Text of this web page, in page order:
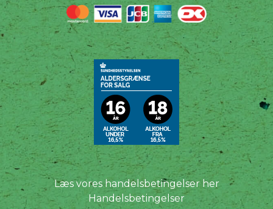
Læs vores handelsbetingelser her
Handelsbetingelser